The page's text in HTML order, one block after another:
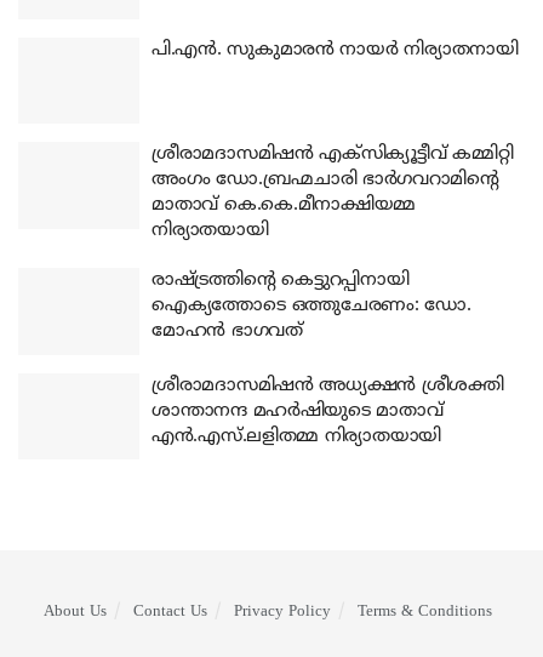
പി.എന്‍. സുകുമാരന്‍ നായര്‍ നിര്യാതനായി
ശ്രീരാമദാസമിഷന്‍ എക്‌സിക്യൂട്ടീവ് കമ്മിറ്റി
അംഗം ഡോ.ബ്രഹ്മചാരി ഭാര്‍ഗവറാമിന്റെ
മാതാവ് കെ.കെ.മീനാക്ഷിയമ്മ
നിര്യാതയായി
രാഷ്ട്രത്തിന്റെ കെട്ടുറപ്പിനായി
ഐക്യത്തോടെ ഒത്തുചേരണം: ഡോ.
മോഹന്‍ ഭാഗവത്
ശ്രീരാമദാസമിഷന്‍ അധ്യക്ഷന്‍ ശ്രീശക്തി
ശാന്താനന്ദ മഹര്‍ഷിയുടെ മാതാവ്
എന്‍.എസ്.ലളിതമ്മ നിര്യാതയായി
About Us Contact Us Privacy Policy Terms & Conditions